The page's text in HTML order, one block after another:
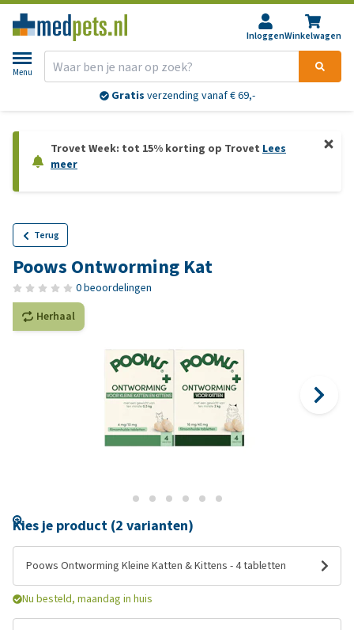
InloggenWinkelwagen
Menu
Gratis verzending vanaf € 69,-
Trovet Week: tot 15% korting op Trovet Lees
meer
Terug
Poows Ontworming Kat
0 beoordelingen
Herhaal
Kies je product (2 varianten)
Poows Ontworming Kleine Katten & Kittens - 4 tabletten
Nu besteld, maandag in huis